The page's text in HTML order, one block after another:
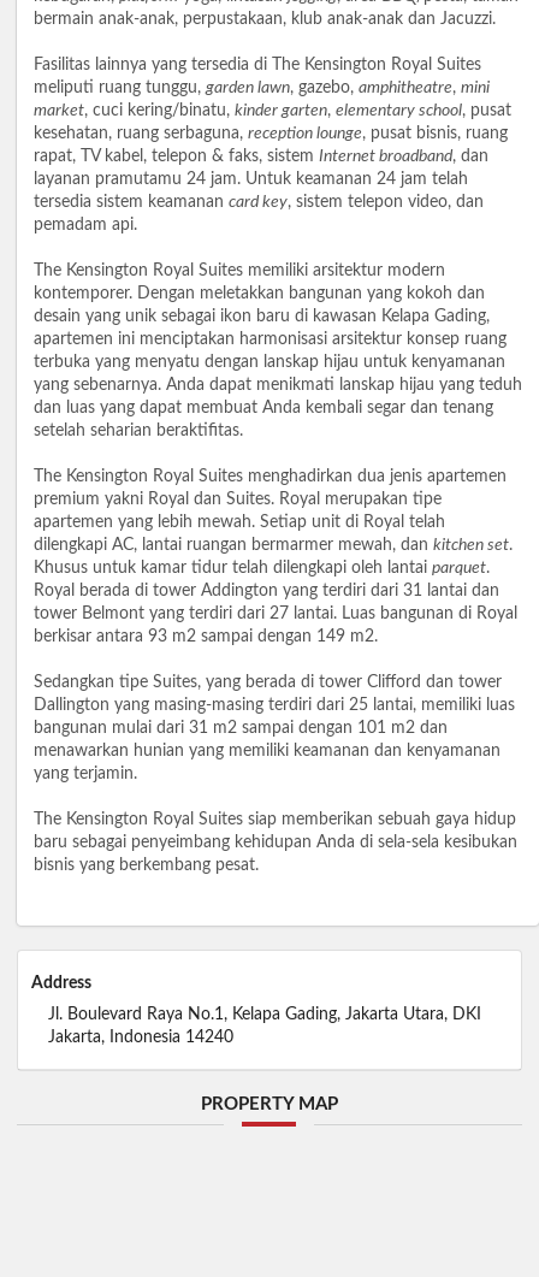
bermain anak-anak, perpustakaan, klub anak-anak dan Jacuzzi.
Fasilitas lainnya yang tersedia di The Kensington Royal Suites
meliputi ruang tunggu,garden lawn, gazebo, amphitheatre, mini
market, cuci kering/binatu, kinder garten, elementary school, pusat
kesehatan, ruang serbaguna, reception lounge, pusat bisnis, ruang
rapat, TV kabel, telepon & faks, sistem Internet broadband, dan
layanan pramutamu 24 jam. Untuk keamanan 24 jam telah
tersedia sistem keamanan card key, sistem telepon video, dan
pemadam api.
The Kensington Royal Suites memiliki arsitektur modern
kontemporer. Dengan meletakkan bangunan yang kokoh dan
desain yang unik sebagai ikon baru di kawasan Kelapa Gading,
apartemen ini menciptakan harmonisasi arsitektur konsep ruang
terbuka yang menyatu dengan lanskap hijau untuk kenyamanan
yang sebenarnya. Anda dapat menikmati lanskap hijau yang teduh
dan luas yang dapat membuat Anda kembali segar dan tenang
setelah seharian beraktifitas.
The Kensington Royal Suites menghadirkan dua jenis apartemen
premium yakni Royal dan Suites. Royal merupakan tipe
apartemen yang lebih mewah. Setiap unit di Royal telah
dilengkapi AC, lantai ruangan bermarmer mewah, dan kitchen set.
Khusus untuk kamar tidur telah dilengkapi oleh lantai parquet.
Royal berada di tower Addington yang terdiri dari 31 lantai dan
tower Belmont yang terdiri dari 27 lantai. Luas bangunan di Royal
berkisar antara 93 m2 sampai dengan 149 m2.
Sedangkan tipe Suites, yang berada di tower Clifford dan tower
Dallington yang masing-masing terdiri dari 25 lantai, memiliki luas
bangunan mulai dari 31 m2 sampai dengan 101 m2 dan
menawarkan hunian yang memiliki keamanan dan kenyamanan
yang terjamin.
The Kensington Royal Suites siap memberikan sebuah gaya hidup
baru sebagai penyeimbang kehidupan Anda di sela-sela kesibukan
bisnis yang berkembang pesat.
Address
Jl. Boulevard Raya No.1, Kelapa Gading, Jakarta Utara, DKI
Jakarta, Indonesia 14240
PROPERTY MAP